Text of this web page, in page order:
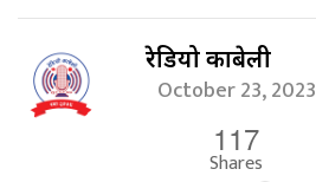
रेडियो काबेली
October 23, 2023
117
Shares